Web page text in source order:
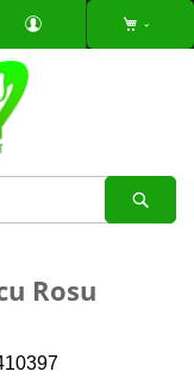
Rosu